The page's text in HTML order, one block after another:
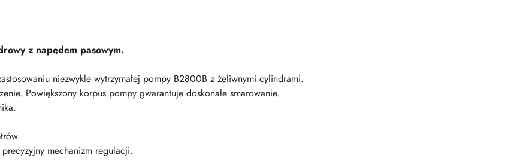
z napędem pasowym.
niezwykle wytrzymałej pompy B2800B z żeliwnymi cylindrami.
Powiększony korpus pompy gwarantuje doskonałe smarowanie.
mechanizm regulacji.